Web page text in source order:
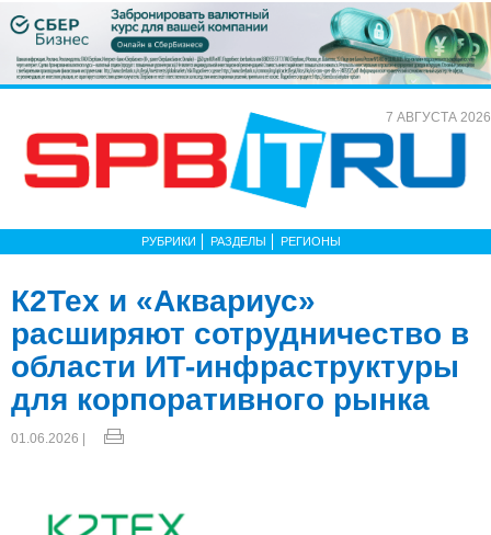
7 АВГУСТА 2026
РУБРИКИ РАЗДЕЛЫ РЕГИОНЫ
К2Тех и «Аквариус»
расширяют сотрудничество в
области ИТ-инфраструктуры
для корпоративного рынка
01.06.2026 |